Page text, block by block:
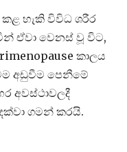
හැකි විවිධ ශරීර
ඒවා වෙනස් වූ විට,
කාලය
අඩුවීම පෙනීමේ
අවස්ථාවලදී
ගමන් කරයි.